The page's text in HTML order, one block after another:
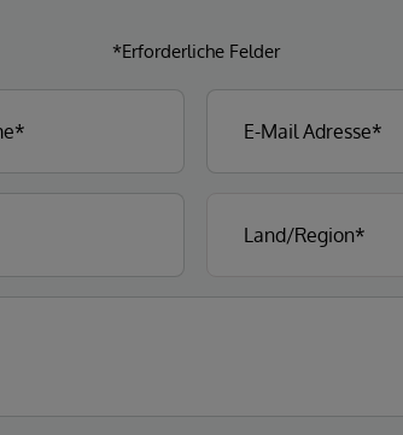
*Erforderliche Felder